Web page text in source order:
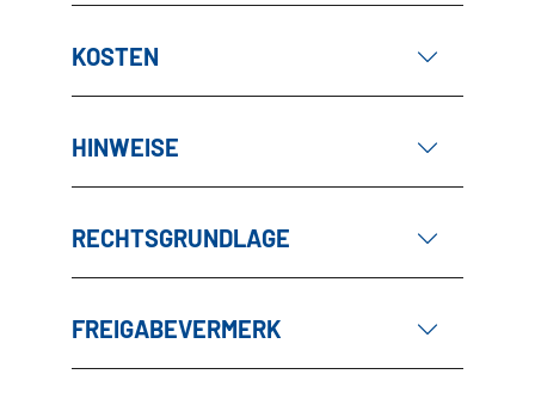
KOSTEN
HINWEISE
RECHTSGRUNDLAGE
FREIGABEVERMERK